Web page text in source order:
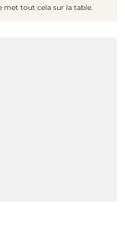
met tout cela sur la table.